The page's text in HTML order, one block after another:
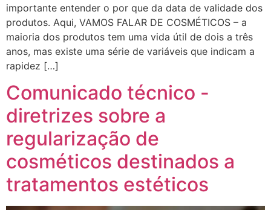
importante entender o por que da data de validade dos
produtos. Aqui, VAMOS FALAR DE COSMÉTICOS – a
maioria dos produtos tem uma vida útil de dois a três
anos, mas existe uma série de variáveis que indicam a
rapidez […]
Comunicado técnico -
diretrizes sobre a
regularização de
cosméticos destinados a
tratamentos estéticos